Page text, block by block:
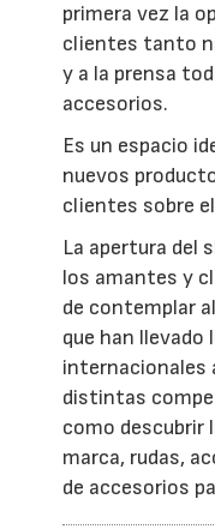
primera vez la
clientes tanto
y a la prensa
accesorios.
Es un espacio
nuevos
clientes sobre
La apertura del
los amantes y
de contemplar
que han
internacionales
distintas
como descubrir
marca, rudas,
de accesorios